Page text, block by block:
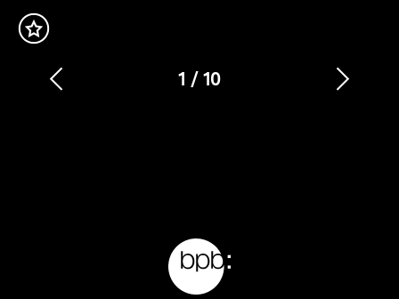
Inhalt
Karussellinhalt
1
von
/ 10
Vorherigen